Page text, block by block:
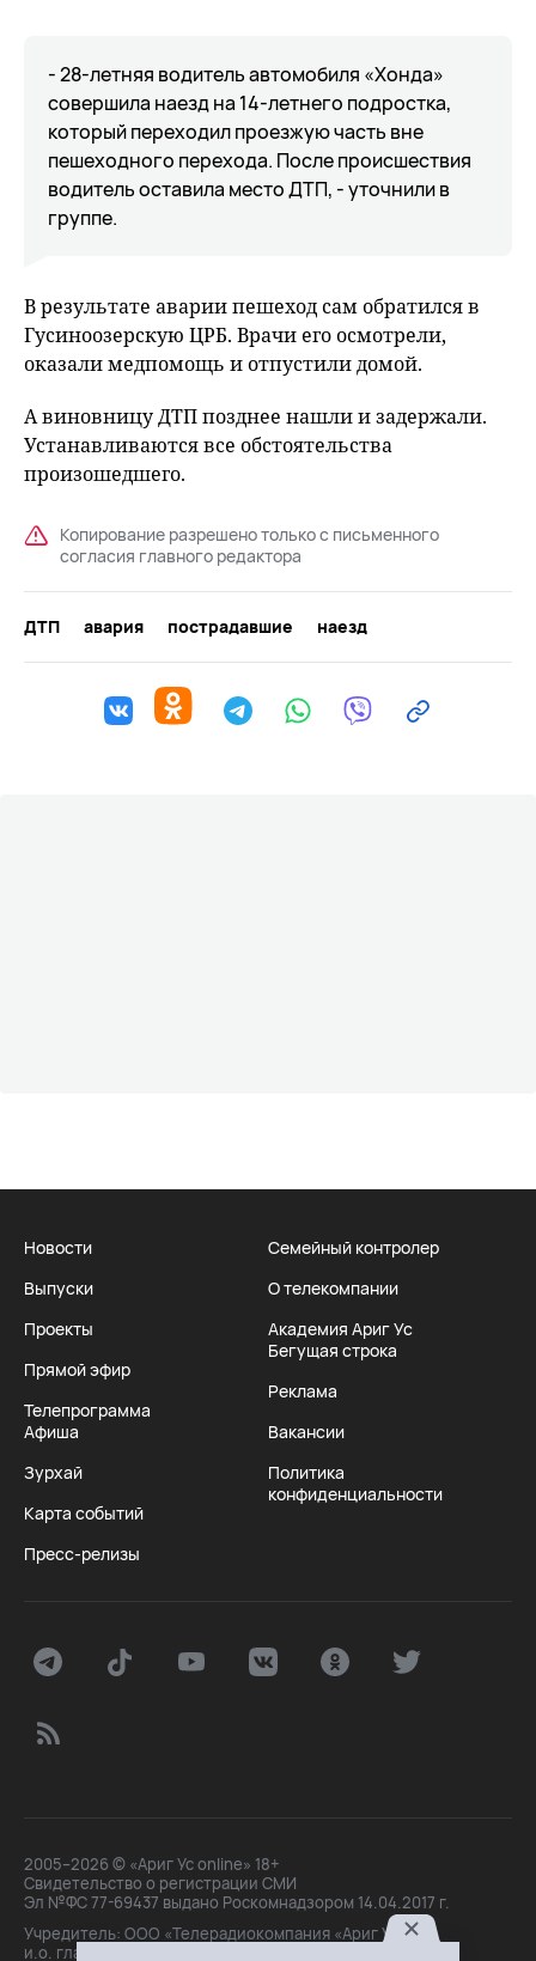
- 28-летняя водитель автомобиля «Хонда»
совершила наезд на 14-летнего подростка,
который переходил проезжую часть вне
пешеходного перехода. После происшествия
водитель оставила место ДТП, - уточнили в
группе.
В результате аварии пешеход сам обратился в
Гусиноозерскую ЦРБ. Врачи его осмотрели,
оказали медпомощь и отпустили домой.
А виновницу ДТП позднее нашли и задержали.
Устанавливаются все обстоятельства
произошедшего.
Копирование разрешено только с письменного
согласия главного редактора
ДТП авария пострадавшие наезд
Новости
Выпуски
Проекты
Прямой эфир
Телепрограмма
Афиша
Зурхай
Карта событий
Пресс-релизы
Семейный контролер
О телекомпании
Академия Ариг Ус
Бегущая строка
Реклама
Вакансии
Политика
конфиденциальности
2005–2026 © «Ариг Ус online» 18+
Свидетельство о регистрации СМИ
Эл №ФС 77-69437 выдано Роскомнадзором 14.04.2017 г.
Учредитель: ООО «Телерадиокомпания «Ариг Ус»,
и.о. главного редактора: Маханова О.Б.